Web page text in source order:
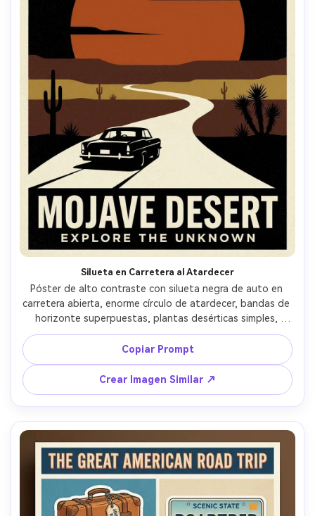
Silueta en Carretera al Atardecer
Póster de alto contraste con silueta negra de auto en
carretera abierta, enorme círculo de atardecer, bandas de
horizonte superpuestas, plantas desérticas simples,
tipografía condensada y audaz para el nombre del
destino, paleta mínima y textura granulada, composición
centrada y limpia, estética retro moderna ideal para
pared, lente de 85mm, poca profundidad de campo --ar
4:5
Copiar Prompt
Crear Imagen Similar ↗